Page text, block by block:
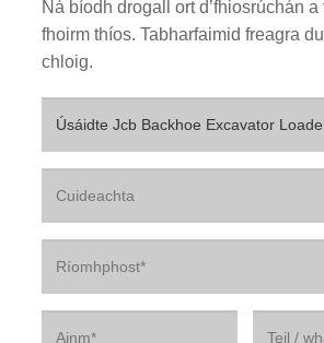
Ná bíodh drogall ort d’fhiosrúchán
fhoirm thíos. Tabharfaimid freagra
chloig.